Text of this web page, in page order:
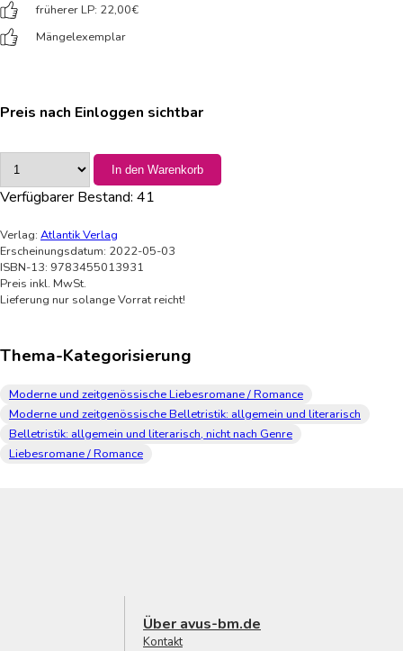
früherer LP: 22,00€
Mängelexemplar
Preis nach Einloggen sichtbar
In den Warenkorb
Verfügbarer Bestand: 41
Verlag: Atlantik Verlag
Erscheinungsdatum: 2022-05-03
ISBN-13: 9783455013931
Preis inkl. MwSt.
Lieferung nur solange Vorrat reicht!
Thema-Kategorisierung
Moderne und zeitgenössische Liebesromane / Romance
Moderne und zeitgenössische Belletristik: allgemein und literarisch
Belletristik: allgemein und literarisch, nicht nach Genre
Liebesromane / Romance
Über avus-bm.de
Kontakt